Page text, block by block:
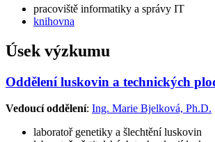
pracoviště informatiky a správy IT
knihovna
Úsek výzkumu
Oddělení luskovin a technických
Vedoucí oddělení: Ing. Marie Bjelková, Ph.D.
laboratoř genetiky a šlechtění luskovin